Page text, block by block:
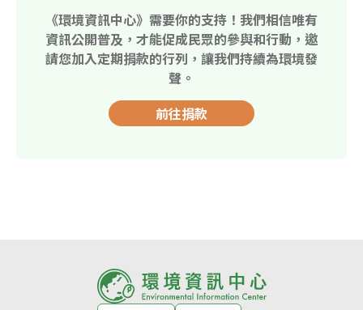
《環境資訊中心》需要你的支持！我們相信唯有
資訊公開普及，才能促成民眾的參與和行動，邀
請您加入定期捐款的行列，讓我們持續為環境發
聲。
前往捐款